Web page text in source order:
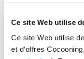
Ce site Web utilise
Ce site Web utilise
et d’offres